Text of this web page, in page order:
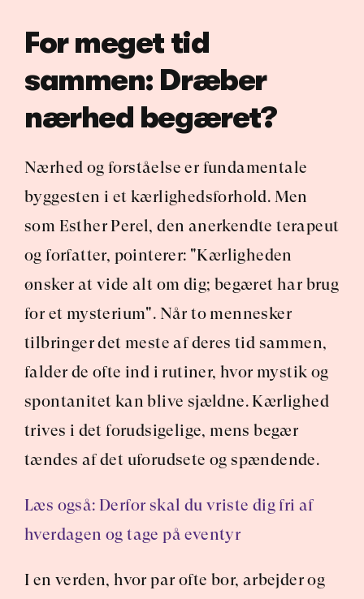
For meget tid
sammen: Dræber
nærhed begæret?
Nærhed og forståelse er fundamentale
byggesten i et kærlighedsforhold. Men
som Esther Perel, den anerkendte terapeut
og forfatter, pointerer: "Kærligheden
ønsker at vide alt om dig; begæret har brug
for et mysterium". Når to mennesker
tilbringer det meste af deres tid sammen,
falder de ofte ind i rutiner, hvor mystik og
spontanitet kan blive sjældne. Kærlighed
trives i det forudsigelige, mens begær
tændes af det uforudsete og spændende.
Læs også: Derfor skal du vriste dig fri af
hverdagen og tage på eventyr
I en verden, hvor par ofte bor, arbejder og